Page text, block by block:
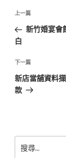
文
導
覽
上
一
篇
章
上一篇
新竹婚宴會
白
下
一
篇
下一篇
新店當舖資料
款
尋